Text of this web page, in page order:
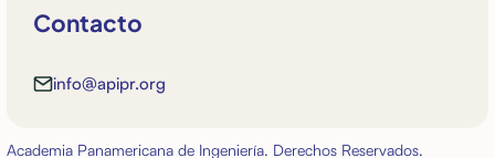
Contacto
info@apipr.org
Academia Panamericana de Ingeniería. Derechos Reservados.